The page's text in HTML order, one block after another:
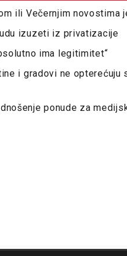
ili Večernjim novostima
izuzeti iz privatizacije
ima legitimitet“
i gradovi ne opterećuju
ponude za